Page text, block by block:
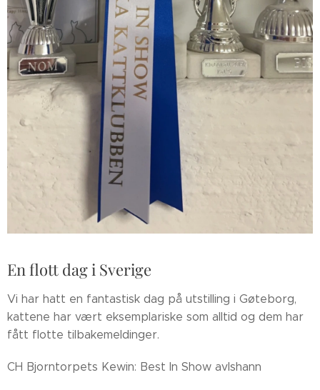
En flott dag i Sverige
Vi har hatt en fantastisk dag på utstilling i Gøteborg,
kattene har vært eksemplariske som alltid og dem har
fått flotte tilbakemeldinger.
CH Bjorntorpets Kewin: Best In Show avlshann